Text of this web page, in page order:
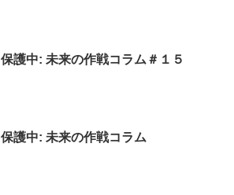
保護中: 未来の作戦コラム＃１５
保護中: 未来の作戦コラム